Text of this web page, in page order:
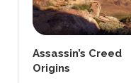
Assassin’s Creed
Origins